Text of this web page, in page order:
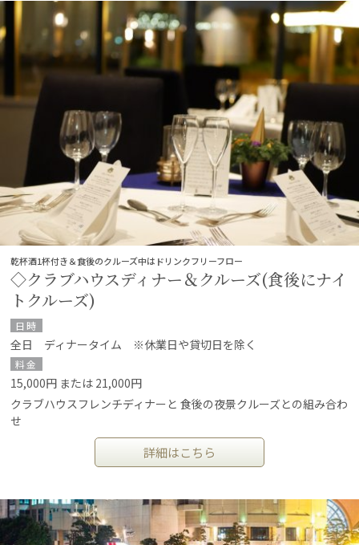
乾杯酒1杯付き＆食後のクルーズ中はドリンクフリーフロー
◇クラブハウスディナー＆クルーズ(食後にナイ
トクルーズ)
日時
全日 ディナータイム ※休業日や貸切日を除く
料金
15,000円 または 21,000円
クラブハウスフレンチディナーと 食後の夜景クルーズとの組み合わ
せ
詳細はこちら